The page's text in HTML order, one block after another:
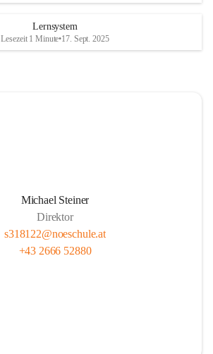
Lernsystem
Lesezeit 1 Minute•17. Sept. 2025
Michael Steiner
Direktor
s318122@noeschule.at
+43 2666 52880